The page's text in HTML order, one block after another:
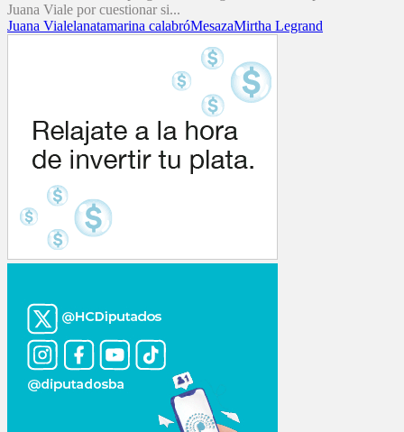
Juana Viale por cuestionar si...
Juana Vialelanatamarina calabróMesazaMirtha Legrand